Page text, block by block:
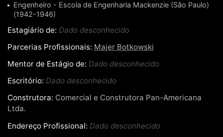
Engenheiro - Escola de Engenharia Mackenzie (São Paulo)
(1942-1946)
Estagiário de: Dado desconhecido
Parcerias Profissionais: Majer Botkowski
Mentor de Estágio de: Dado desconhecido
Escritório: Dado desconhecido
Construtora: Comercial e Construtora Pan-Americana
Ltda.
Endereço Profissional: Dado desconhecido